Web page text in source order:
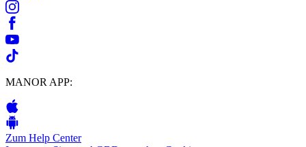
MANOR APP:
Zum Help Center